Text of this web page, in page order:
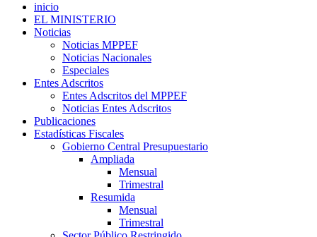
inicio
EL MINISTERIO
Noticias
Noticias MPPEF
Noticias Nacionales
Especiales
Entes Adscritos
Entes Adscritos del MPPEF
Noticias Entes Adscritos
Publicaciones
Estadísticas Fiscales
Gobierno Central Presupuestario
Ampliada
Mensual
Trimestral
Resumida
Mensual
Trimestral